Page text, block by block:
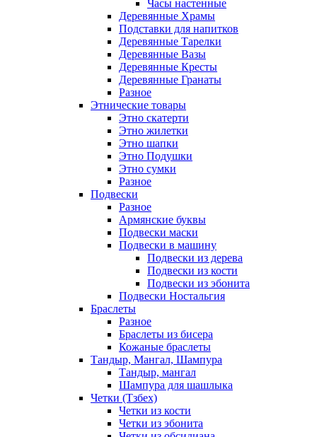
Часы настенные
Деревянные Храмы
Подставки для напитков
Деревянные Тарелки
Деревянные Вазы
Деревянные Кресты
Деревянные Гранаты
Разное
Этнические товары
Этно скатерти
Этно жилетки
Этно шапки
Этно Подушки
Этно сумки
Разное
Подвески
Разное
Армянские буквы
Подвески маски
Подвески в машину
Подвески из дерева
Подвески из кости
Подвески из эбонита
Подвески Ностальгия
Браслеты
Разное
Браслеты из бисера
Кожаные браслеты
Тандыр, Мангал, Шампура
Тандыр, мангал
Шампура для шашлыка
Четки (Тзбех)
Четки из кости
Четки из эбонита